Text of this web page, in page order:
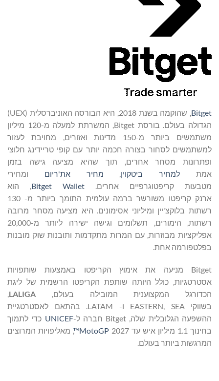
Bitget
, שהוקמה בשנת 2018, היא הבורסה האוניברסלית (UEX)
הגדולה בעולם. בורסת Bitget, המשרתת למעלה מ-120 מיליון
משתמשים ביותר מ-150 מדינות ואזורים, מחויבת לעזור
למשתמשים לסחור בצורה חכמה יותר עם קופי טריידינג חלוצי
ופתרונות מסחר אחרים, תוך שהיא מציעה גישה בזמן
אמת למחיר ביטקוין, מחיר את'ריום ומחירי
מטבעות קריפטוגרפיים אחרים. Bitget Wallet, הוא
ארנק קריפטו משורשר ברמה עולמית התומך ביותר מ- 130
רשתות בלוקצ'יין ומיליוני אסימונים. היא מציעה מסחר מרובה
רשתות, הימורים, תשלומים וגישה ישירה ליותר מ-20,000
אפליקציות מבוזרות, עם המרות מתקדמות ותובנות שוק מובנות
בפלטפורמה אחת.
Bitget מניעה את אימוץ הקריפטו באמצעות שותפויות
אסטרטגיות, כולל היותה שותפת הקריפטו הרשמית של ליגת
הכדורגל המקצוענית המובילה בעולם, LALIGA
,
בשווקי EASTERN, SEA ו- LATAM. בהתאם לאסטרטגיית
ההשפעה הגלובלית שלה, Bitget חברה ל-
UNICEF כדי לתמוך
בחינוך 1.1 מיליון איש עד 2027
MotoGP™
, מאליפויות המרוצים
המרגשות ביותר בעולם.